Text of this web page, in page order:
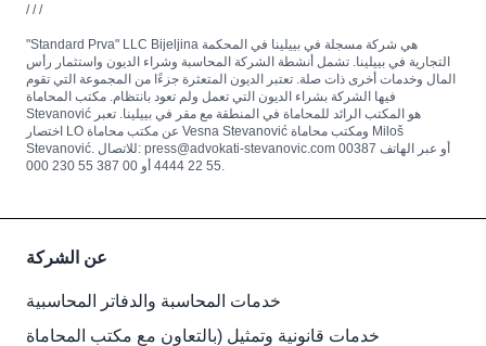
/ / /
"Standard Prva" LLC Bijeljina هي شركة مسجلة في بييلينا في المحكمة
التجارية في بييلينا. تشمل أنشطة الشركة المحاسبة وشراء الديون واستثمار رأس
المال وخدمات أخرى ذات صلة. تعتبر الديون المتعثرة جزءًا من المجموعة التي تقوم
فيها الشركة بشراء الديون التي تعمل ولم تعود بانتظام. مكتب المحاماة
Stevanović هو المكتب الرائد للمحاماة في المنطقة مع مقر في بييلينا. تعبر
اختصار LO عن مكتب محاماة Vesna Stevanović ومكتب محاماة Miloš
Stevanović. للاتصال: press@advokati-stevanovic.com أو عبر الهاتف 00387
عن الشركة
خدمات المحاسبة والدفاتر المحاسبية
خدمات قانونية وتمثيل (بالتعاون مع مكتب المحاماة